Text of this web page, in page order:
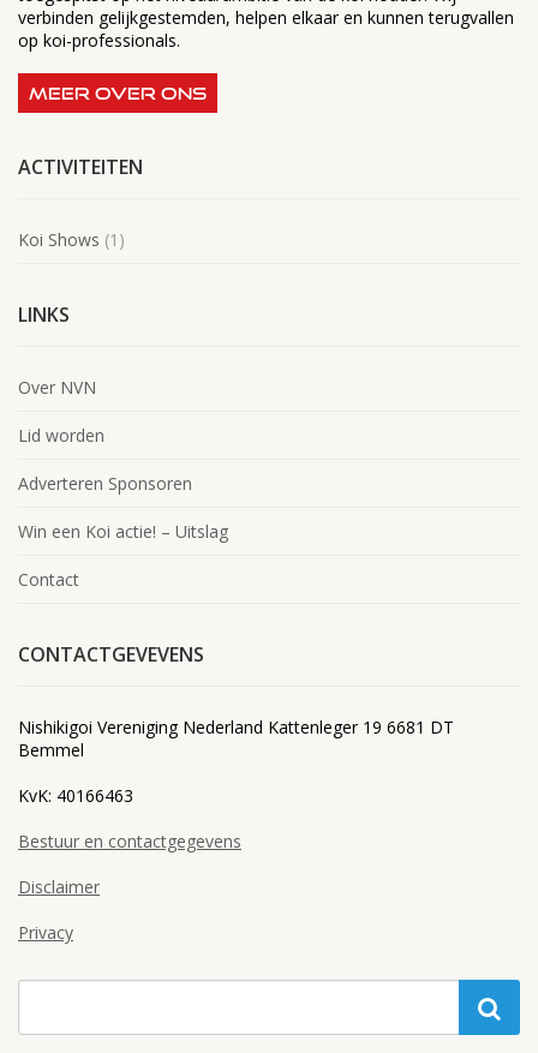
verbinden gelijkgestemden, helpen elkaar en kunnen terugvallen
op koi-professionals.
MEER OVER ONS
ACTIVITEITEN
Koi Shows (1)
LINKS
Over NVN
Lid worden
Adverteren Sponsoren
Win een Koi actie! – Uitslag
Contact
CONTACTGEVEVENS
Nishikigoi Vereniging Nederland Kattenleger 19 6681 DT
Bemmel
KvK: 40166463
Bestuur en contactgegevens
Disclaimer
Privacy